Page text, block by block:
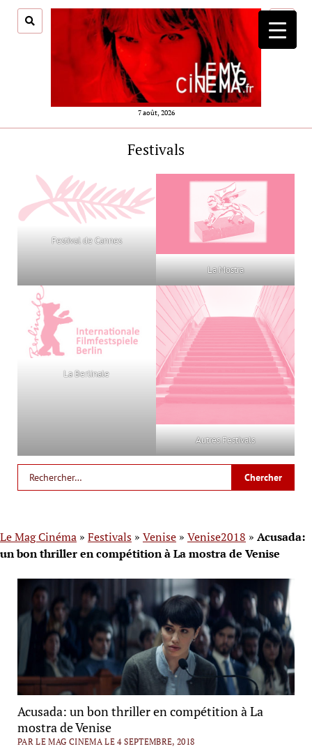
7 août, 2026
menu
Festivals
Festival de Cannes
La Mostra
La Berlinale
Autres Festivals
Le Mag Cinéma » Festivals » Venise » Venise2018 » Acusada:
un bon thriller en compétition à La mostra de Venise
Acusada: un bon thriller en compétition à La
mostra de Venise
PAR LE MAG CINEMA LE 4 SEPTEMBRE, 2018